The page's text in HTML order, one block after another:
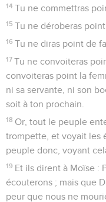
14 Tu ne commettras
15 Tu ne déroberas point.
16 Tu ne diras point de
17 Tu ne convoiteras
convoiteras point la
ni sa servante, ni son
soit à ton prochain.
18 Or, tout le peuple
trompette, et voyait les
peuple donc, voyant
19 Et ils dirent à Moïse :
écouterons ; mais que
peur que nous ne